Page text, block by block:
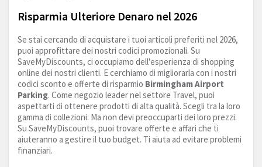
Risparmia Ulteriore Denaro nel 2026
Se stai cercando di acquistare i tuoi articoli preferiti nel 2026,
puoi approfittare dei nostri codici promozionali. Su
SaveMyDiscounts, ci occupiamo dell'esperienza di shopping
online dei nostri clienti. E cerchiamo di migliorarla con i nostri
codici sconto e offerte di risparmio Birmingham Airport
Parking. Come negozio leader nel settore Travel, puoi
aspettarti di ottenere prodotti di alta qualità. Scegli tra la loro
gamma di collezioni. Ma non devi preoccuparti dei loro prezzi.
Su SaveMyDiscounts, puoi trovare offerte e affari che ti
aiuteranno a gestire il tuo budget. Ti aiuta ad evitare problemi
finanziari.